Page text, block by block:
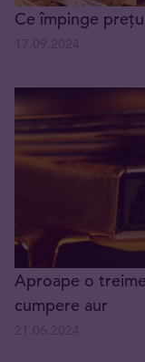
Ce împinge
Aproape o
cumpere aur